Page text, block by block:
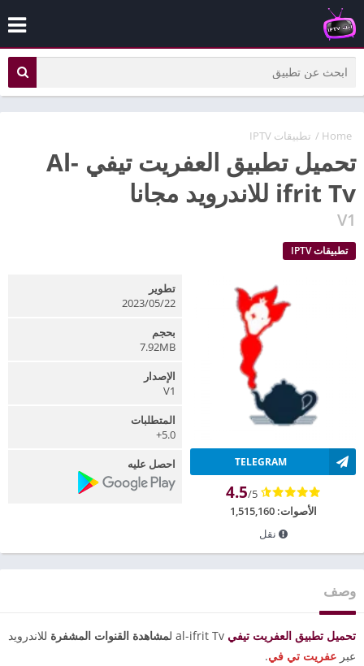
Home
/ تطبيقات IPTV
تحميل تطبيق العفريت تيفي Al-
ifrit Tv للاندرويد مجانا
V1
تطبيقات IPTV
TELEGRAM
4.5/5
الأصوات:1,515,160
نقل
تطوير
2023/05/22
بحجم
7.92MB
الإصدار
V1
المتطلبات
5.0+
احصل عليه
وصف
تحميل تطبيق العفريت تيفي مشاهدة القنوات المشفرة للاندرويد
عبر عفريت تي في.